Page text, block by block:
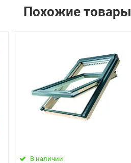
Похожие товары
В наличии